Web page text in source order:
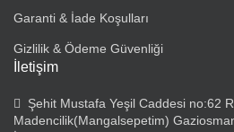
Garanti & İade Koşulları
Gizlilik & Ödeme Güvenliği
İletişim
Şehit Mustafa Yeşil Caddesi no:62
Madencilik(Mangalsepetim)